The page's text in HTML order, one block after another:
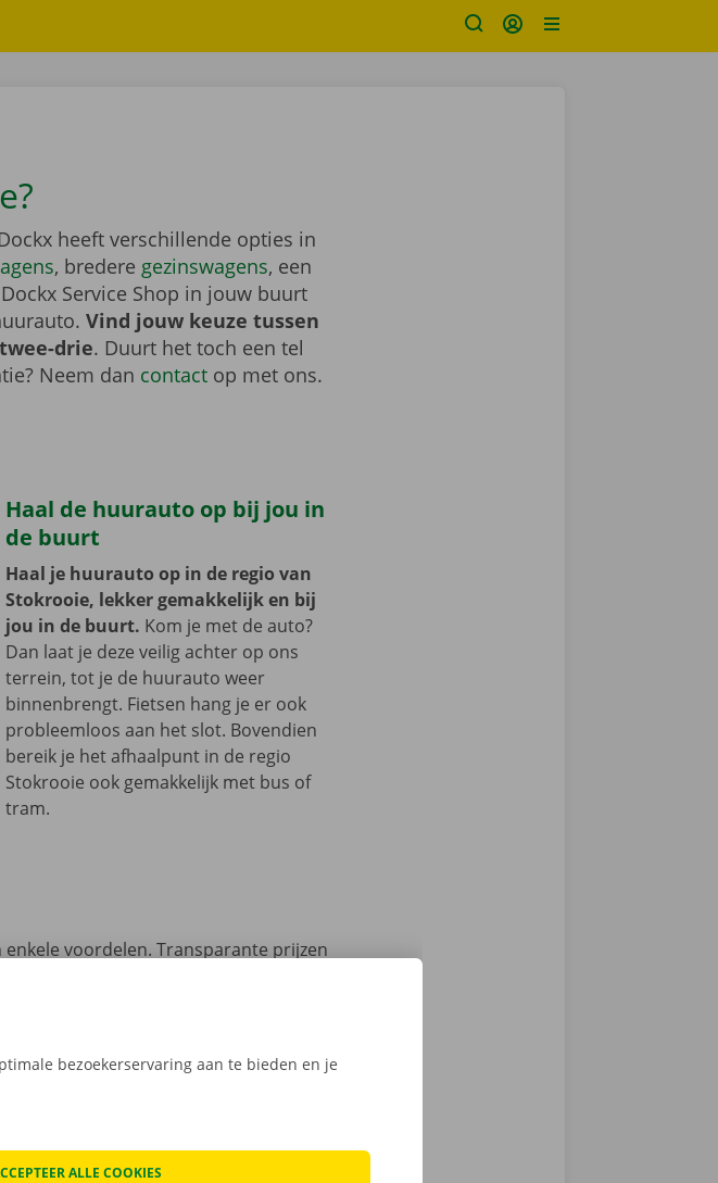
heeft verschillende opties in
, bredere gezinswagens, een
Service Shop in jouw buurt
Vind jouw keuze tussen
drie. Duurt het toch een tel
Neem dan contactop met ons.
Haal de huurauto op bij jou in
de buurt
Haal je huurauto op in de regio van
Stokrooie, lekker gemakkelijk en bij
jou in de buurt. Kom je met de auto?
Dan laat je deze veilig achter op ons
terrein, tot je de huurauto weer
binnenbrengt. Fietsen hang je er ook
probleemloos aan het slot. Bovendien
bereik je het afhaalpunt in de regio
Stokrooie ook gemakkelijk met bus of
tram.
voordelen. Transparante prijzen
indien je huurwagen een technische
bezoekerservaring aan te bieden en je
ALLE COOKIES